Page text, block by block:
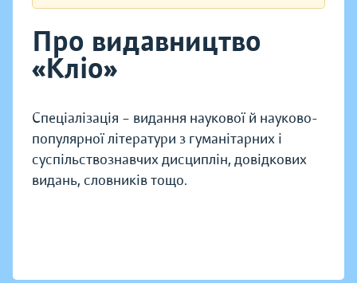
Про видавництво
«Кліо»
Спеціалізація – видання наукової й науково-
популярної літератури з гуманітарних і
суспільствознавчих дисциплін, довідкових
видань, словників тощо.